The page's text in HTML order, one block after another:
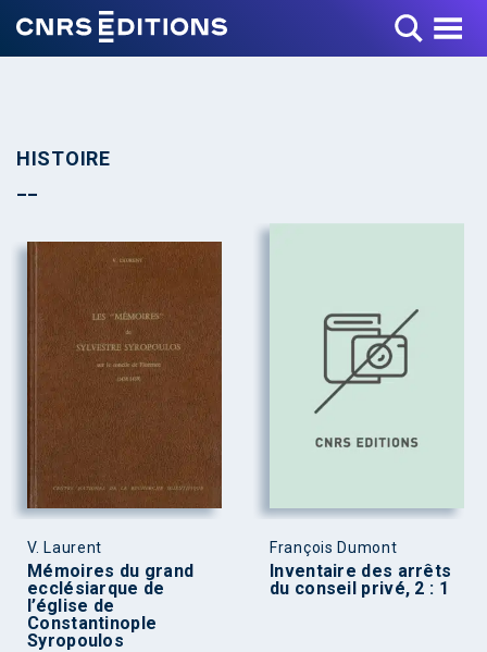
Toggle Menu
HISTOIRE
V. Laurent
Mémoires du grand
ecclésiarque de
l’église de
Constantinople
Syropoulos
François Dumont
Inventaire des arrêts
du conseil privé, 2 : 1